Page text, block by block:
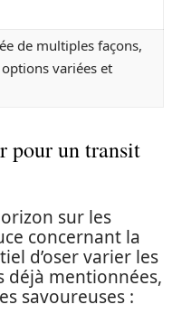
de multiples façons,
variées et
pour un transit
sur les
concernant la
d’oser varier les
déjà mentionnées,
savoureuses :